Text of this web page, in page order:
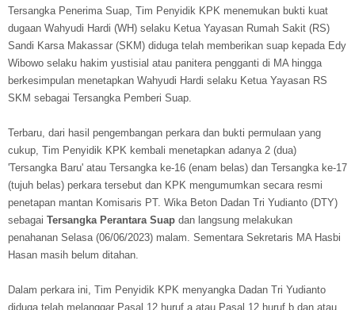
Tersangka Penerima Suap, Tim Penyidik KPK menemukan bukti kuat
dugaan Wahyudi Hardi (WH) selaku Ketua Yayasan Rumah Sakit (RS)
Sandi Karsa Makassar (SKM) diduga telah memberikan suap kepada Edy
Wibowo selaku hakim yustisial atau panitera pengganti di MA hingga
berkesimpulan menetapkan Wahyudi Hardi selaku Ketua Yayasan RS
SKM sebagai Tersangka Pemberi Suap.
Terbaru, dari hasil pengembangan perkara dan bukti permulaan yang
cukup, Tim Penyidik KPK kembali menetapkan adanya 2 (dua)
'Tersangka Baru' atau Tersangka ke-16 (enam belas) dan Tersangka ke-17
(tujuh belas) perkara tersebut dan KPK mengumumkan secara resmi
penetapan mantan Komisaris PT. Wika Beton Dadan Tri Yudianto (DTY)
sebagai Tersangka Perantara Suap dan langsung melakukan
penahanan Selasa (06/06/2023) malam. Sementara Sekretaris MA Hasbi
Hasan masih belum ditahan.
Dalam perkara ini, Tim Penyidik KPK menyangka Dadan Tri Yudianto
diduga telah melanggar Pasal 12 huruf a atau Pasal 12 huruf b dan atau